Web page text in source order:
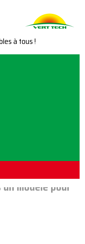
à tous !
vos
modèle pour